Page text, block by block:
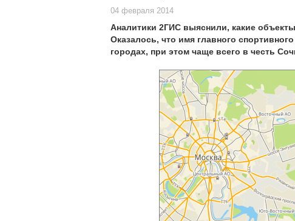
04 февраля 2014
Аналитики 2ГИС выяснили, какие
Оказалось, что имя главного
городах, при этом чаще всего в честь